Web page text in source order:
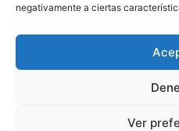
negativamente a ciertas
Ver
Digitalización personalizada